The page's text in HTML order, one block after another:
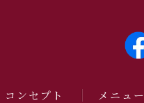
コンセプト メニュー